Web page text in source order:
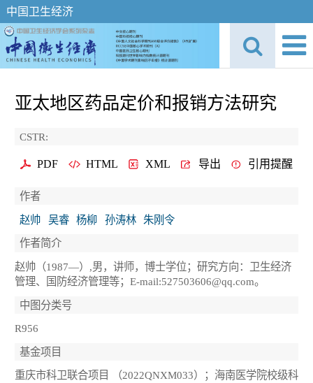
中国卫生经济
亚太地区药品定价和报销方法研究
CSTR:
PDF HTML XML 导出 引用提醒
作者
赵帅
吴睿 杨柳 孙涛林
朱刚令
作者简介
赵帅（1987—）,男，讲师，博士学位；研究方向：卫生经济
管理、国防经济管理等；E-mail:527503606@qq.com。
中图分类号
R956
基金项目
重庆市科卫联合项目 （2022QNXM033）；海南医学院校级科